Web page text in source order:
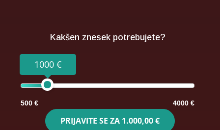
Kakšen znesek potrebujete?
1000 €
500 € 4000 €
PRIJAVITE SE ZA 1.000,00 €